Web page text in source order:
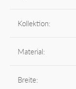
Kollektion:
Material:
Breite: